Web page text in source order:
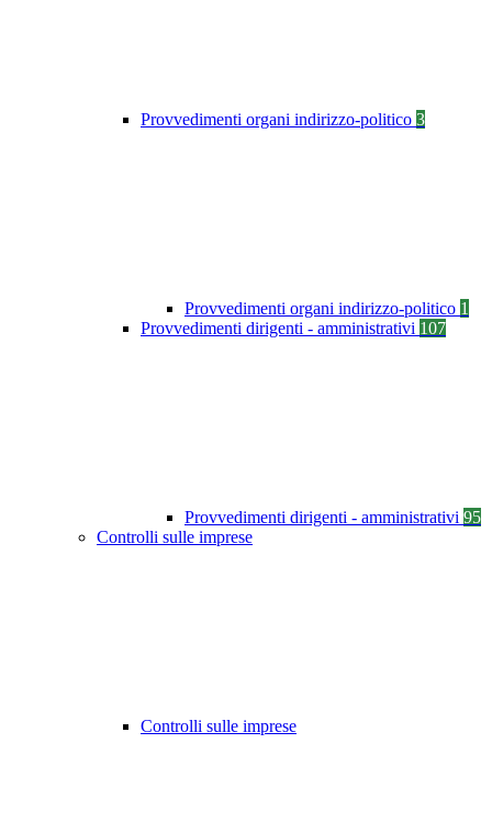
Provvedimenti organi indirizzo-politico 3
Provvedimenti organi indirizzo-politico 1
Provvedimenti dirigenti - amministrativi 107
Provvedimenti dirigenti - amministrativi 95
Controlli sulle imprese
Controlli sulle imprese